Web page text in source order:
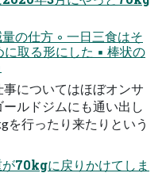
の仕方 ◦ 一日三食はそ
取る形にした ▪ 棒状の
についてはほぼオンサ
ルドジムにも通い出し
を行ったり来たりという
70kgに戻りかけてしま